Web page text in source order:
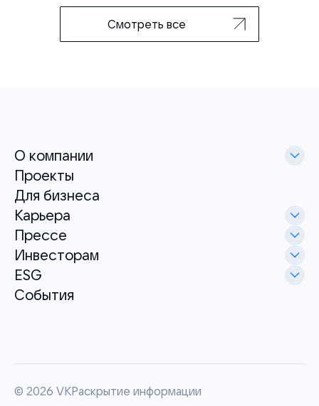
Смотреть все
О компании
Проекты
Для бизнеса
Карьера
Прессе
Инвесторам
ESG
События
© 2026 VKРаскрытие информации